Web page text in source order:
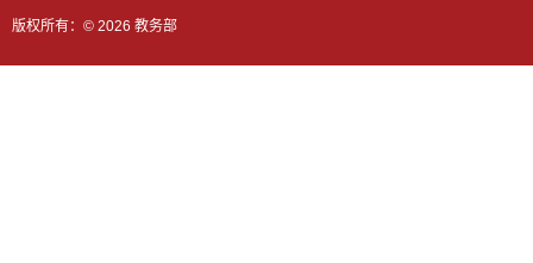
版权所有：© 2026 教务部